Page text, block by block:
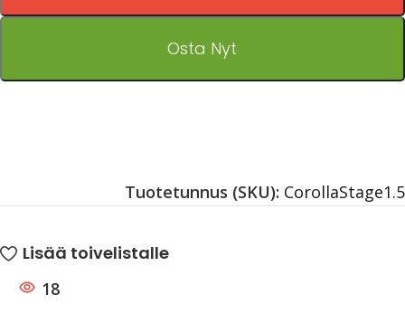
Osta Nyt
Tuotetunnus (SKU): CorollaStage1.5
Lisää toivelistalle
18